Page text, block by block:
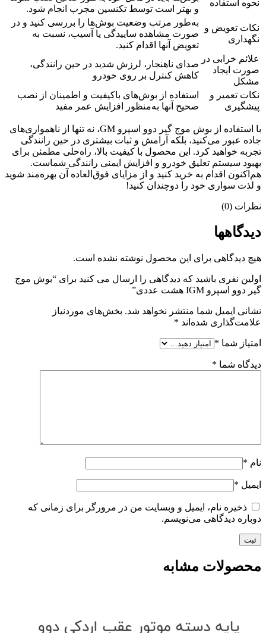
نحوه استفاده
و بهتر است توسط تکنسین مجرب انجام شود.
نکات تعویض و
نگهداری
به‌طور مرتب وضعیت بوش‌ها را بررسی کنید و در
صورت مشاهده ساییدگی یا آسیب، نسبت به
تعویض آنها اقدام کنید.
علائم خرابی در
صورت ایجاد
مشکل
صدای ناهنجار، لرزش شدید در حین رانندگی،
کاهش کنترل بر روی خودرو
نکات تعمیر و
پیشگیری
استفاده از بوش‌های باکیفیت و اطمینان از نصب
صحیح آنها به‌منظور افزایش عمر مفید
با استفاده از بوش موج گیر دوو اسپرو GM، نه تنها از ناهمواری‌های
جاده عبور می‌کنید، بلکه آرامش و ثبات بیشتری در حین رانندگی
تجربه خواهید کرد. این محصول با کیفیت بالا، راه‌حلی مطمئن برای
بهبود سیستم تعلیق خودرو و افزایش ایمنی رانندگی شماست.
هم‌اکنون اقدام به خرید کنید و از مزایای فوق‌العاده آن بهره‌مند شوید
و لذت سواری خود را دوچندان کنید!
نظرات (0)
دیدگاهها
هیچ دیدگاهی برای این محصول نوشته نشده است.
اولین نفری باشید که دیدگاهی را ارسال می کنید برای “بوش موج
گیر دوو اسپرو IGM هشت عددی”
نشانی ایمیل شما منتشر نخواهد شد. بخش‌های موردنیاز
علامت‌گذاری شده‌اند *
امتیاز شما *
دیدگاه شما *
نام *
ایمیل *
ذخیره نام، ایمیل و وبسایت من در مرورگر برای زمانی که
دوباره دیدگاهی می‌نویسم.
محصولات مشابه